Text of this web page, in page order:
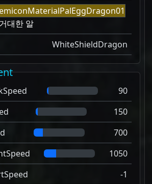
대한 알
WhiteShieldDragon
90
150
700
1050
-1